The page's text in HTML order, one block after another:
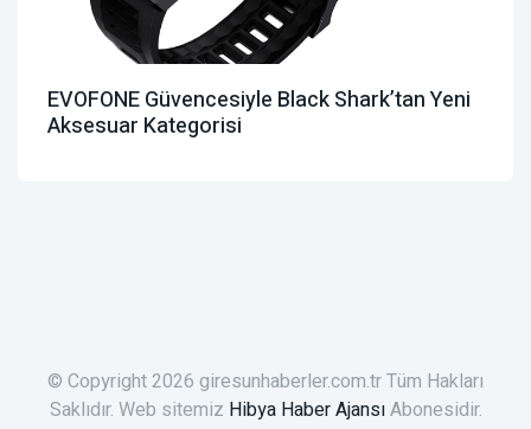
EVOFONE Güvencesiyle Black Shark’tan Yeni
Aksesuar Kategorisi
© Copyright 2026 giresunhaberler.com.tr Tüm Hakları
Saklıdır. Web sitemiz Hibya Haber AjansıAbonesidir.